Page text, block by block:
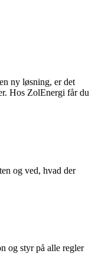
ny løsning, er det
Hos ZolEnergi får du
og ved, hvad der
og styr på alle regler